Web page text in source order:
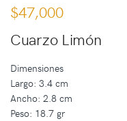
$47,000
Cuarzo Limón
Dimensiones
Largo: 3.4 cm
Ancho: 2.8 cm
Peso: 18.7 gr